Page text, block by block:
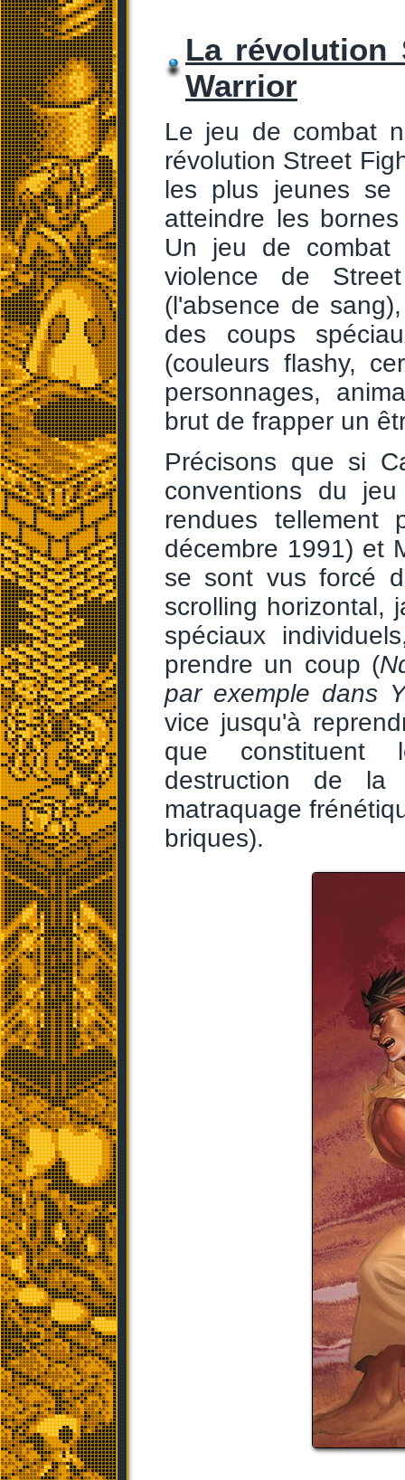
La révolution
Warrior
Le jeu de combat
révolution Street
les plus jeunes se
atteindre les
Un jeu de combat
violence de
(l'absence de
des coups
(couleurs flashy,
personnages,
brut de frapper un
Précisons que si
conventions du
rendues tellement
décembre 1991) et
se sont vus forcé
scrolling horizontal,
spéciaux
prendre un coup (
par exemple dans
vice jusqu'à
que constituent
destruction de
matraquage
briques).